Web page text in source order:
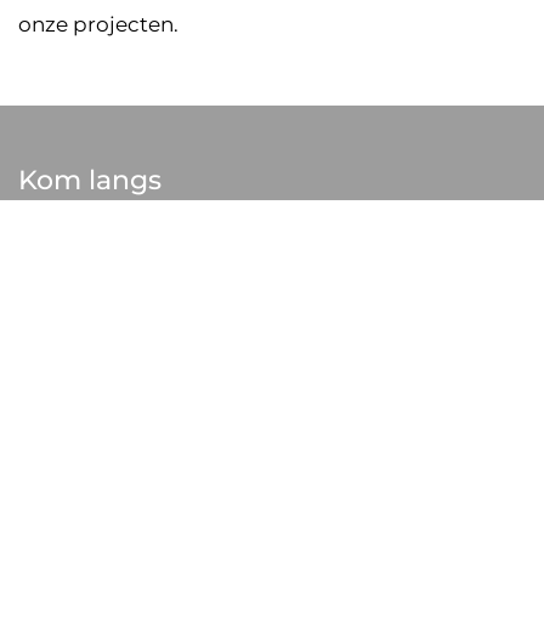
onze projecten.
Kom langs